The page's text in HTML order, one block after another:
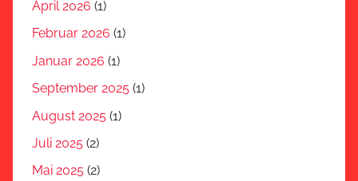
April 2026 (1)
Februar 2026 (1)
Januar 2026 (1)
September 2025 (1)
August 2025 (1)
Juli 2025 (2)
Mai 2025 (2)